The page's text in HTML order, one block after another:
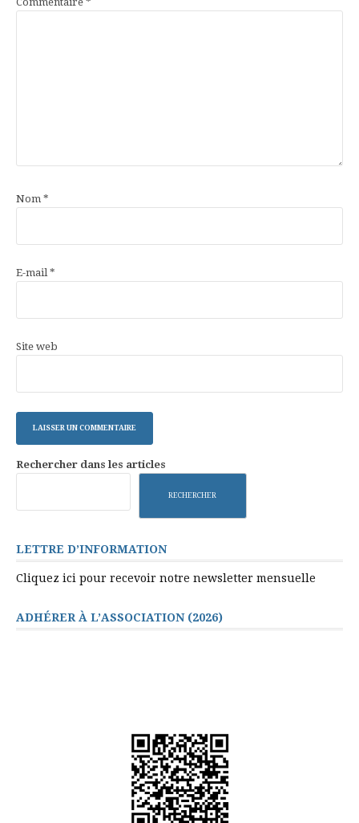
Nom *
E-mail*
Site web
Rechercher dans les articles
RECHERCHER
LETTRE D’INFORMATION
Cliquez ici pour recevoir notre newsletter mensuelle
ADHÉRER À L’ASSOCIATION (2026)